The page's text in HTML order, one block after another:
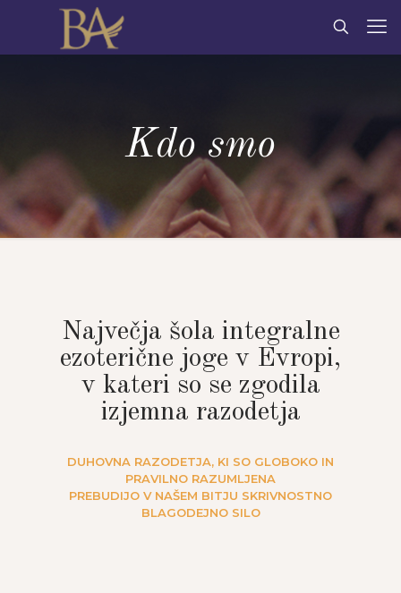
Kdo smo
Največja šola integralne
ezoterične joge v Evropi,
v kateri so se zgodila
izjemna razodetja
DUHOVNA RAZODETJA, KI SO GLOBOKO IN
PRAVILNO RAZUMLJENA
PREBUDIJO V NAŠEM BITJU SKRIVNOSTNO
BLAGODEJNO SILO